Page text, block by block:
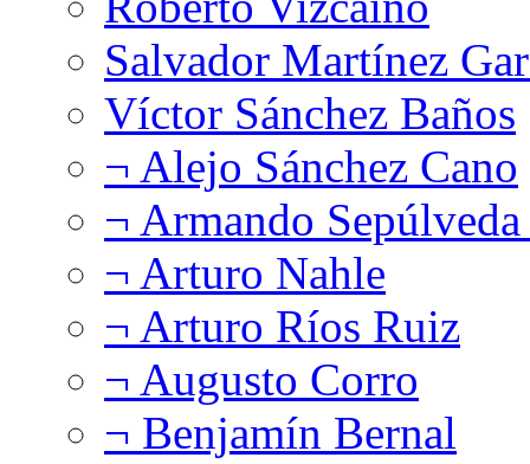
Salvador Martínez
Víctor Sánchez Baños
¬ Alejo Sánchez Cano
¬ Armando
¬ Arturo Nahle
¬ Arturo Ríos Ruiz
¬ Augusto Corro
¬ Benjamín Bernal